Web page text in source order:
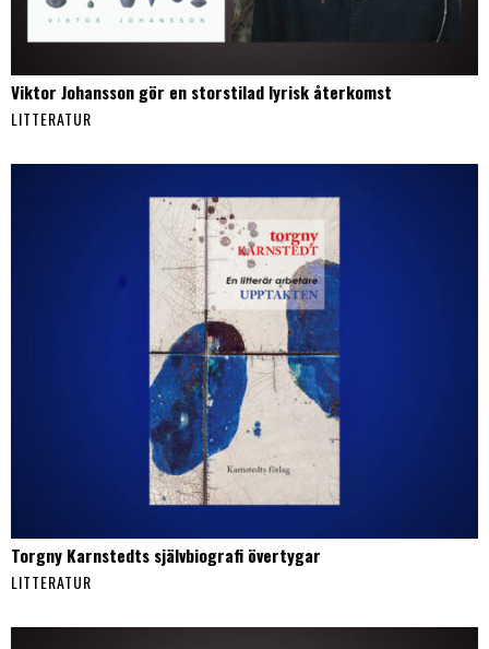
Viktor Johansson gör en storstilad lyrisk återkomst
LITTERATUR
Torgny Karnstedts självbiografi övertygar
LITTERATUR